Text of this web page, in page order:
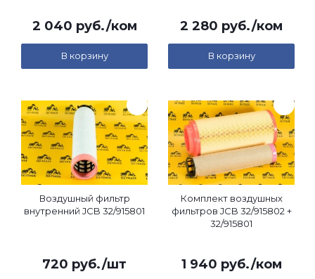
2 040 руб./ком
В корзину
2 280 руб./ком
В корзину
Воздушный фильтр
внутренний JCB 32/915801
720 руб./шт
Комплект воздушных
фильтров JCB 32/915802 +
32/915801
1 940 руб./ком